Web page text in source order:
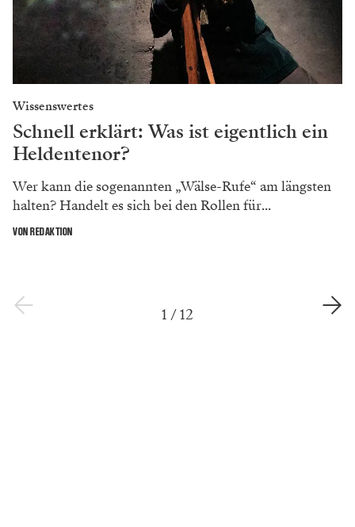
Wissenswertes
Schnell erklärt: Was ist eigentlich ein
Heldentenor?
Wer kann die sogenannten „Wälse-Rufe“ am längsten
halten? Handelt es sich bei den Rollen für...
VON REDAKTION
1 /12